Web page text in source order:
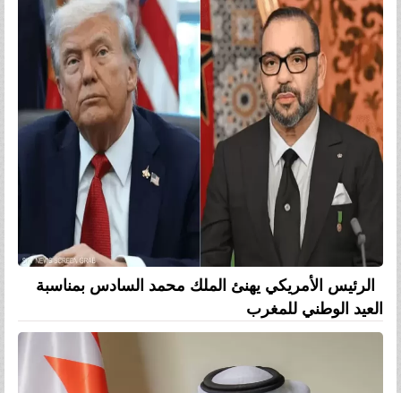
الرئيس الأمريكي يهنئ الملك محمد السادس بمناسبة
العيد الوطني للمغرب